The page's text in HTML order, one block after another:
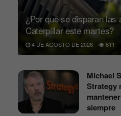
¿Por qué se disparan las
Caterpillar este martes?
4 DE AGOSTO DE 2026 611
Michael
Strategy
siempre